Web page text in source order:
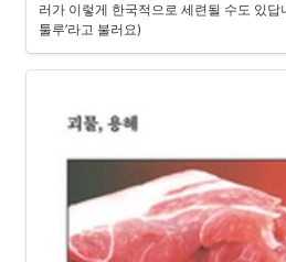
러가 이렇게 한국적으로 세련될 수도 있답
툴루’라고 불러요)